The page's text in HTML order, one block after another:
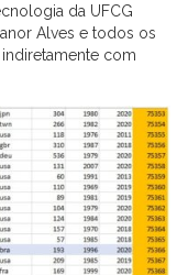
da UFCG
Alves e todos os
com